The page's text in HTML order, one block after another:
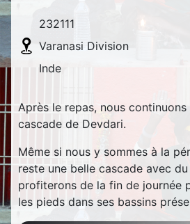
232111
Varanasi Division
Inde
Après le repas, nous
cascade de Devdari.
Même si nous y sommes à la
reste une belle cascade avec
profiterons de la fin de journée
les pieds dans ses bassins